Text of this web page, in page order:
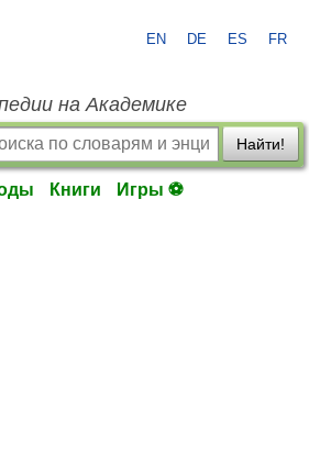
EN DE ES FR
на Академике
Найти!
Книги Игры ⚽